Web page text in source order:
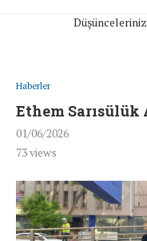
Düşüncelerinizin
Haberler
Ethem Sarısülük
01/06/2026
73views